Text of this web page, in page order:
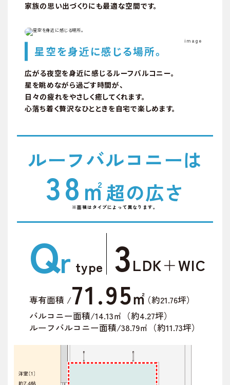
家族の思い出づくりにも最適な空間です。
image
星空を身近に感じる場所。
広がる夜空を身近に感じるルーフバルコニー。
星を眺めながら過ごす時間が、
日々の疲れをやさしく癒してくれます。
心落ち着く贅沢なひとときを自宅で楽しめます。
ルーフバルコニーは
38㎡超の広さ
※面積はタイプによって異なります。
Qr type 3LDK＋WIC
専有面積 /71.95㎡（約21.76坪）
バルコニー面積/14.13㎡（約4.27坪）
ルーフバルコニー面積/38.79㎡（約11.73坪）